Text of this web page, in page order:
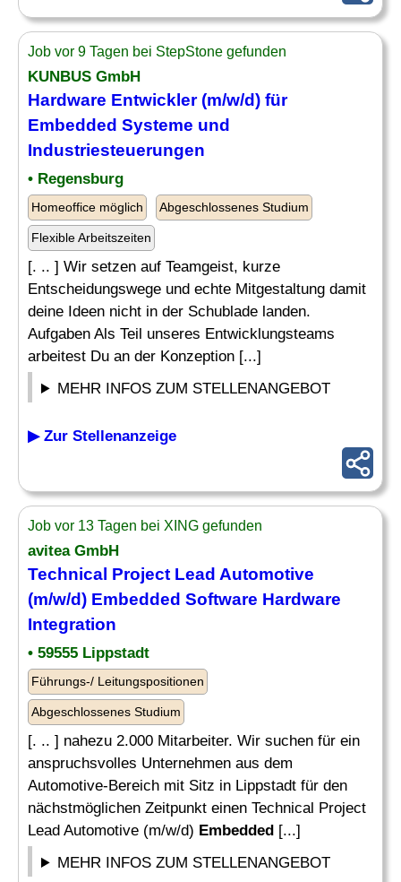
Job vor 9 Tagen bei StepStone gefunden
KUNBUS GmbH
Hardware Entwickler (m/w/d) für
Embedded Systeme und
Industriesteuerungen
• Regensburg
Homeoffice möglich Abgeschlossenes Studium
Flexible Arbeitszeiten
[. .. ] Wir setzen auf Teamgeist, kurze
Entscheidungswege und echte Mitgestaltung damit
deine Ideen nicht in der Schublade landen.
Aufgaben Als Teil unseres Entwicklungsteams
arbeitest Du an der Konzeption [...]
MEHR INFOS ZUM STELLENANGEBOT
▶ Zur Stellenanzeige
Job vor 13 Tagen bei XING gefunden
avitea GmbH
Technical Project Lead Automotive
(m/w/d) Embedded Software Hardware
Integration
• 59555 Lippstadt
Führungs-/ Leitungspositionen
Abgeschlossenes Studium
[. .. ] nahezu 2.000 Mitarbeiter. Wir suchen für ein
anspruchsvolles Unternehmen aus dem
Automotive-Bereich mit Sitz in Lippstadt für den
nächstmöglichen Zeitpunkt einen Technical Project
Lead Automotive (m/w/d) Embedded [...]
MEHR INFOS ZUM STELLENANGEBOT